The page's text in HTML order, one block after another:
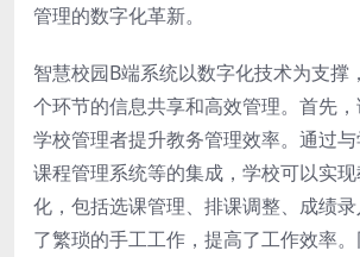
管理的数字化革新。
智慧校园B端系统以数字化技术为支撑
个环节的信息共享和高效管理。首先
学校管理者提升教务管理效率。通过与
课程管理系统等的集成，学校可以实
化，包括选课管理、排课调整、成绩
了繁琐的手工工作，提高了工作效率